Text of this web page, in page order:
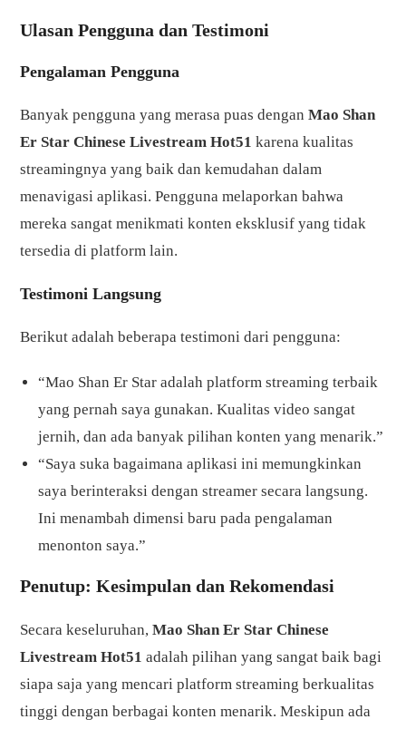
Ulasan Pengguna dan Testimoni
Pengalaman Pengguna
Banyak pengguna yang merasa puas denganMao Shan
Er Star Chinese Livestream Hot51 karena kualitas
streamingnya yang baik dan kemudahan dalam
menavigasi aplikasi. Pengguna melaporkan bahwa
mereka sangat menikmati konten eksklusif yang tidak
tersedia di platform lain.
Testimoni Langsung
Berikut adalah beberapa testimoni dari pengguna:
“Mao Shan Er Star adalah platform streaming terbaik
yang pernah saya gunakan. Kualitas video sangat
jernih, dan ada banyak pilihan konten yang menarik.”
“Saya suka bagaimana aplikasi ini memungkinkan
saya berinteraksi dengan streamer secara langsung.
Ini menambah dimensi baru pada pengalaman
menonton saya.”
Penutup: Kesimpulan dan Rekomendasi
Secara keseluruhan,Mao Shan Er Star Chinese
Livestream Hot51 adalah pilihan yang sangat baik bagi
siapa saja yang mencari platform streaming berkualitas
tinggi dengan berbagai konten menarik. Meskipun ada